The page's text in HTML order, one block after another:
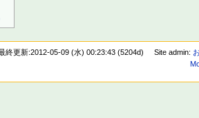
終更新:2012-05-09 (水) 00:23:43 (5204d) Site admin: